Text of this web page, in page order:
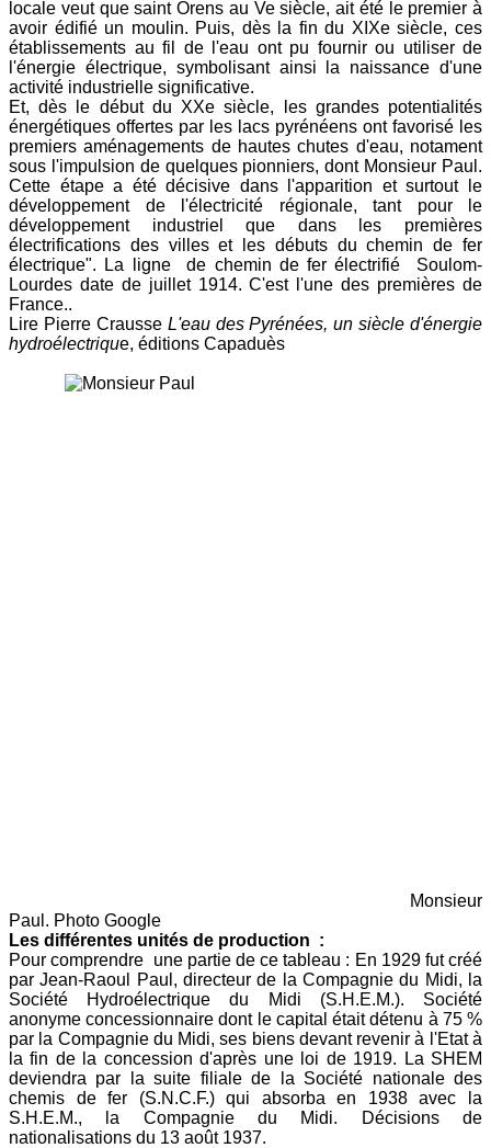
locale veut que saint Orens au Ve siècle, ait été le premier à
avoir édifié un moulin. Puis, dès la fin du XIXe siècle, ces
établissements au fil de l'eau ont pu fournir ou utiliser de
l'énergie électrique, symbolisant ainsi la naissance d'une
activité industrielle significative.
Et, dès le début du XXe siècle, les grandes potentialités
énergétiques offertes par les lacs pyrénéens ont favorisé les
premiers aménagements de hautes chutes d'eau, notament
sous l'impulsion de quelques pionniers, dont Monsieur Paul.
Cette étape a été décisive dans l'apparition et surtout le
développement de l'électricité régionale, tant pour le
développement industriel que dans les premières
électrifications des villes et les débuts du chemin de fer
électrique". La ligne de chemin de fer électrifié Soulom-
Lourdes date de juillet 1914. C'est l'une des premières de
France..
Lire Pierre Crausse L'eau des Pyrénées, un siècle d'énergie
hydroélectrique, éditions Capaduès
Monsieur
Paul. Photo Google
Les différentes unités de production :
Pour comprendre une partie de ce tableau : En 1929 fut créé
par Jean-Raoul Paul, directeur de la Compagnie du Midi, la
Société Hydroélectrique du Midi (S.H.E.M.). Société
anonyme concessionnaire dont le capital était détenu à 75 %
par la Compagnie du Midi, ses biens devant revenir à l'Etat à
la fin de la concession d'après une loi de 1919. La SHEM
deviendra par la suite filiale de la Société nationale des
chemis de fer (S.N.C.F.) qui absorba en 1938 avec la
S.H.E.M., la Compagnie du Midi. Décisions de
nationalisations du 13 août 1937.